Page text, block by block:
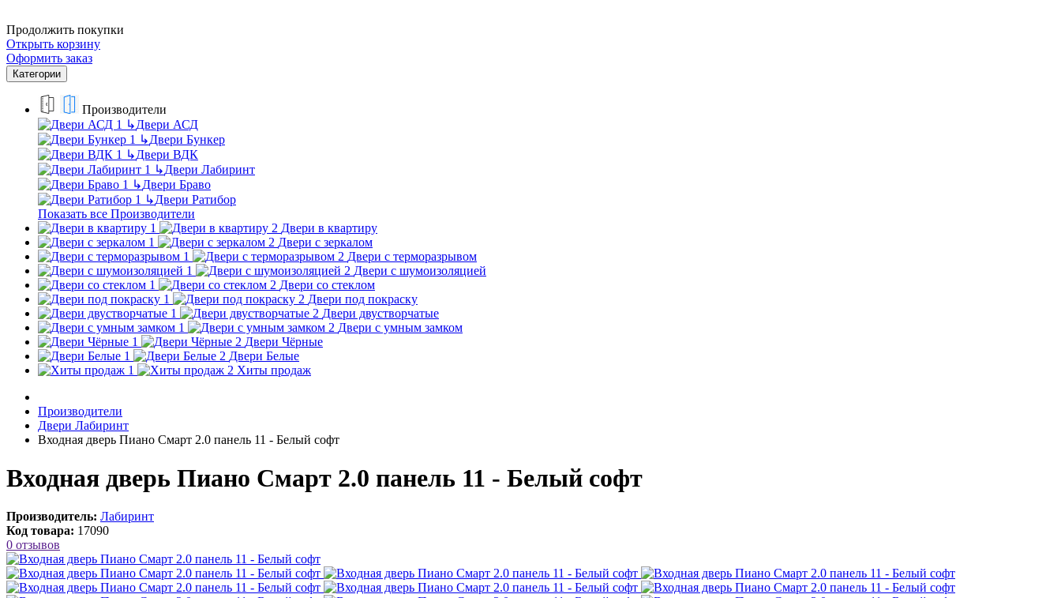
Продолжить покупки
Открыть корзину
Оформить заказ
Категории
Производители
↳Двери АСД
↳Двери Бункер
↳Двери ВДК
↳Двери Лабиринт
↳Двери Браво
↳Двери Ратибор
Показать все Производители
Двери в квартиру
Двери с зеркалом
Двери с терморазрывом
Двери с шумоизоляцией
Двери со стеклом
Двери под покраску
Двери двустворчатые
Двери с умным замком
Двери Чёрные
Двери Белые
Хиты продаж
Производители
Двери Лабиринт
Входная дверь Пиано Смарт 2.0 панель 11 - Белый софт
Входная дверь Пиано Смарт 2.0 панель 11 - Белый софт
Производитель: Лабиринт
Код товара: 17090
0 отзывов